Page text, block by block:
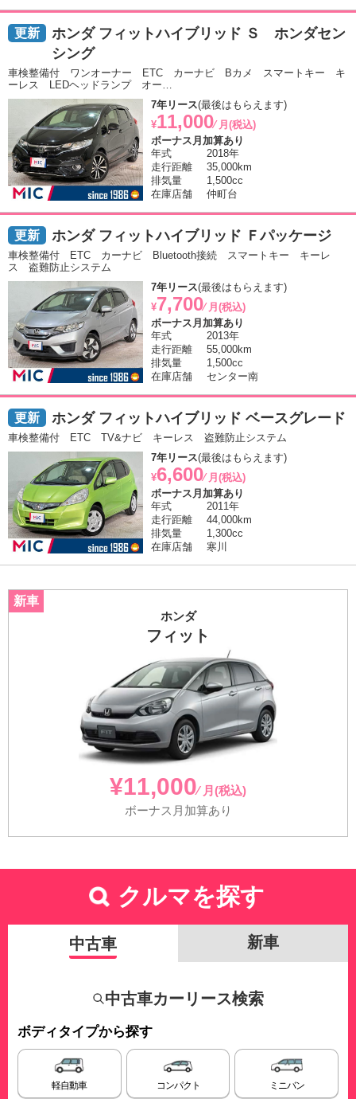
ホンダ フィットハイブリッド Ｓ ホンダセン
シング
車検整備付 ワンオーナー ETC カーナビ Bカメ スマートキー キ
ーレス LEDヘッドランプ オー…
7年リース(最後はもらえます)
¥11,000⁄ 月(税込)
ボーナス月加算あり
年式
2018年
走行距離
35,000km
排気量
1,500cc
在庫店舗
仲町台
ホンダ フィットハイブリッド Ｆパッケージ
車検整備付 ETC カーナビ Bluetooth接続 スマートキー キーレ
ス 盗難防止システム
7年リース(最後はもらえます)
¥7,700⁄ 月(税込)
ボーナス月加算あり
年式
2013年
走行距離
55,000km
排気量
1,500cc
在庫店舗
センター南
ホンダ フィットハイブリッド ベースグレード
車検整備付 ETC TV&ナビ キーレス 盗難防止システム
7年リース(最後はもらえます)
¥6,600⁄ 月(税込)
ボーナス月加算あり
年式
2011年
走行距離
44,000km
排気量
1,300cc
在庫店舗
寒川
ホンダ
フィット
¥11,000⁄ 月(税込)
ボーナス月加算あり
クルマを探す
中古車 新車
中古車カーリース検索
ボディタイプから探す
軽自動車 コンパクト ミニバン